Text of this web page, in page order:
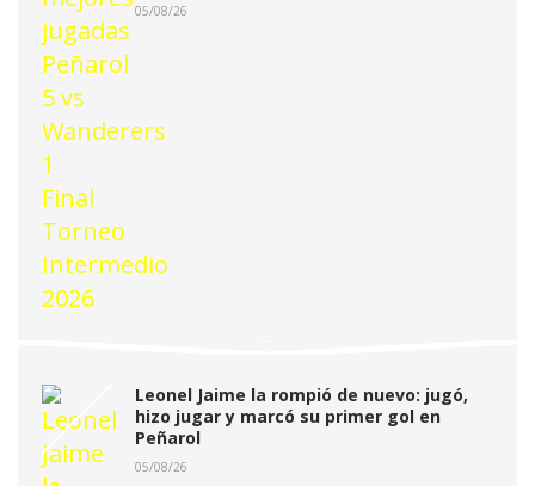
05/08/26
Leonel Jaime la rompió de nuevo: jugó,
hizo jugar y marcó su primer gol en
Peñarol
05/08/26